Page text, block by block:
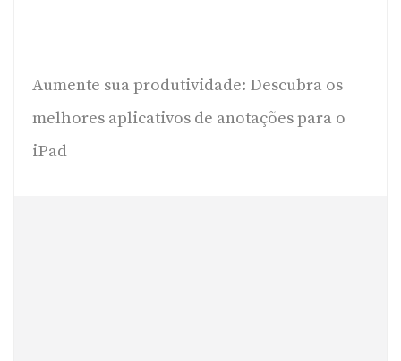
Aumente sua produtividade: Descubra os
melhores aplicativos de anotações para o
iPad